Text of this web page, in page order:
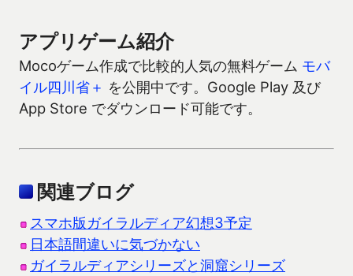
アプリゲーム紹介
Mocoゲーム作成で比較的人気の無料ゲーム モバ
イル四川省＋ を公開中です。Google Play 及び
App Store でダウンロード可能です。
関連ブログ
スマホ版ガイラルディア幻想3予定
日本語間違いに気づかない
ガイラルディアシリーズと洞窟シリーズ